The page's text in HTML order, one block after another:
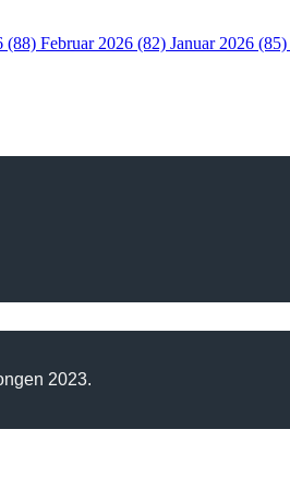
(88) Februar 2026 (82) Januar 2026 (85)
2023.